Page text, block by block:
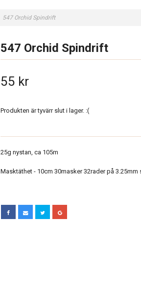
547 Orchid Spindrift
547 Orchid Spindrift
55 kr
Produkten är tyvärr slut i lager. :(
25g nystan, ca 105m
Masktäthet - 10cm 30masker 32rader på 3.25mm